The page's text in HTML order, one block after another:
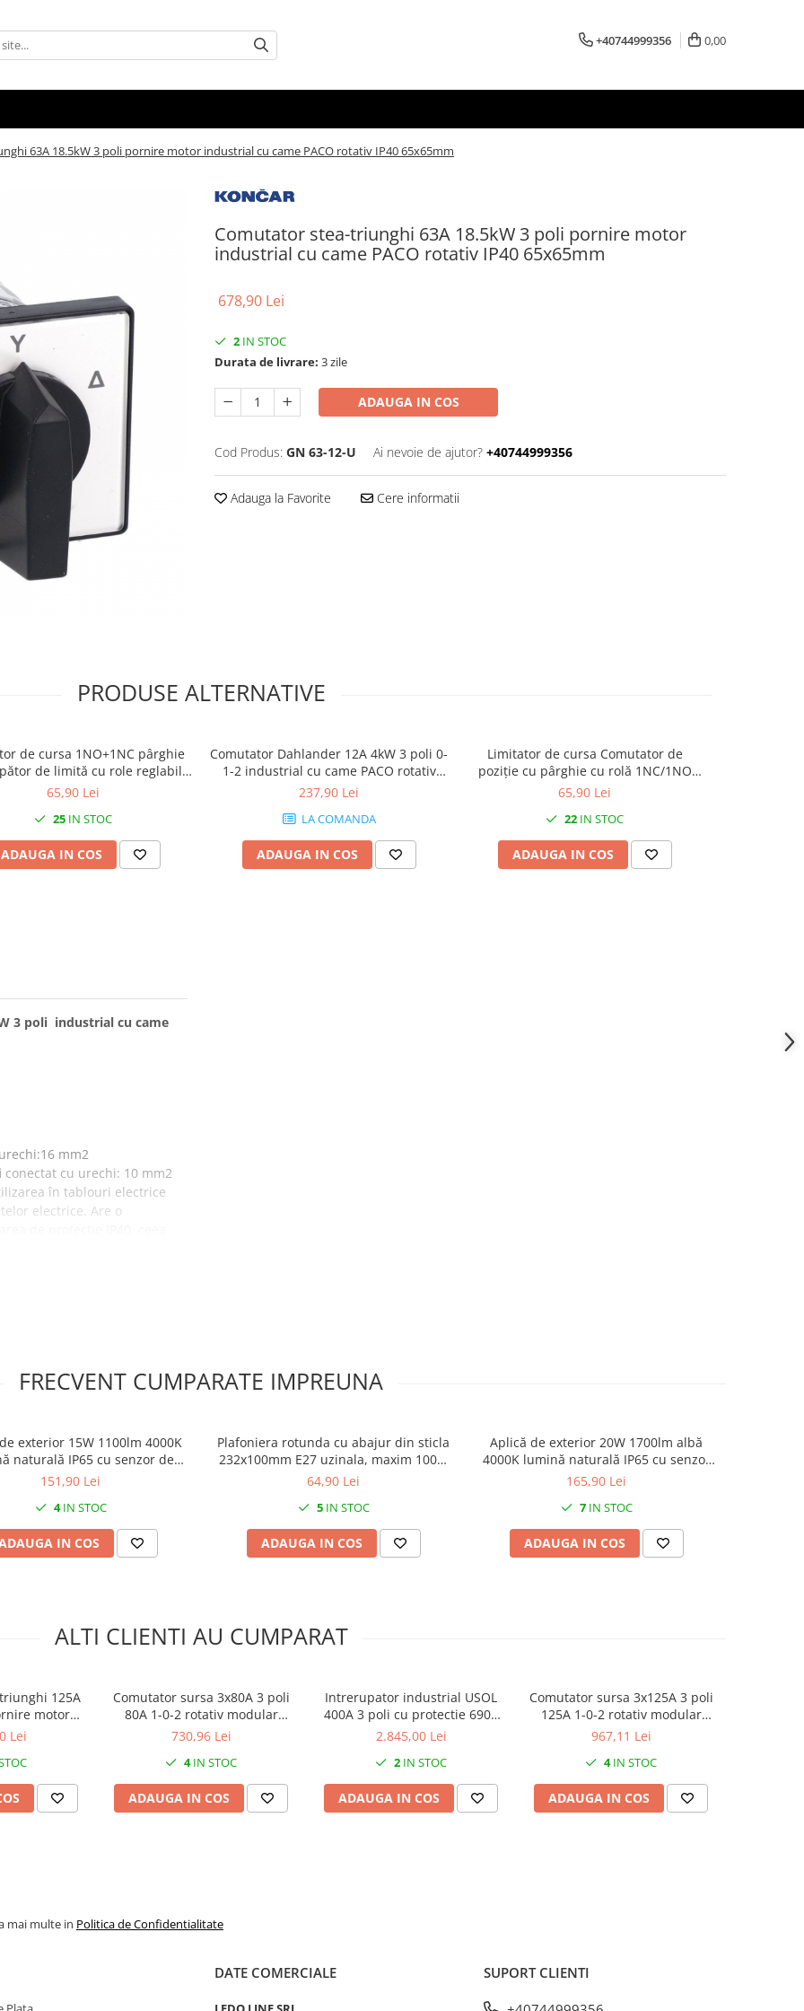
+40744999356 0,00
63A 18.5kW 3 poli pornire motor industrial cu came PACO rotativ IP40 65x65mm
Comutator stea-triunghi 63A 18.5kW 3 poli pornire motor
industrial cu came PACO rotativ IP40 65x65mm
678,90 Lei
2 IN STOC
Durata de livrare: 3 zile
ADAUGA IN COS
Cod Produs: GN 63-12-U Ai nevoie de ajutor? +40744999356
Adauga la Favorite Cere informatii
PRODUSE ALTERNATIVE
de cursa 1NO+1NC pârghie
de limită cu role reglabile
în lungime IP64
65,90 Lei
25 IN STOC
ADAUGA IN COS
Comutator Dahlander 12A 4kW 3 poli 0-
1-2 industrial cu came PACO rotativ
IP40
237,90 Lei
LA COMANDA
ADAUGA IN COS
Limitator de cursa Comutator de
poziție cu pârghie cu rolă 1NC/1NO
întrerupător de limită cu role acționare
65,90 Lei
22 IN STOC
ADAUGA IN COS
3 poli industrial cu came
mm2
cu urechi: 10 mm2
în tablouri electrice
electrice. Are o
solide cu diametrul
FRECVENT CUMPARATE IMPREUNA
exterior 15W 1100lm 4000K
naturală IP65 cu senzor de
distanță de detecție maxim 9m
151,90 Lei
4IN STOC
IN COS
Plafoniera rotunda cu abajur din sticla
232x100mm E27 uzinala, maxim 100W
IK06 IP44 cu montaj pe tavan sau
64,90 Lei
5IN STOC
ADAUGA IN COS
Aplică de exterior 20W 1700lm albă
4000K lumină naturală IP65 cu senzor
de mișcare, distanță de detecție maxim
165,90 Lei
7IN STOC
ADAUGA IN COS
ALTI CLIENTI AU CUMPARAT
125A
motor
PACO rotativ
Lei
Comutator sursa 3x80A 3 poli
80A 1-0-2 rotativ modular
montare pe sina
730,96 Lei
4IN STOC
ADAUGA IN COS
Intrerupator industrial USOL
400A 3 poli cu protectie 690V
50kA MCCB
2.845,00 Lei
2 IN STOC
ADAUGA IN COS
Comutator sursa 3x125A 3 poli
125A 1-0-2 rotativ modular
montare pe sina
967,11 Lei
4IN STOC
ADAUGA IN COS
mai multe in Politica de Confidentialitate
DATE COMERCIALE SUPORT CLIENTI